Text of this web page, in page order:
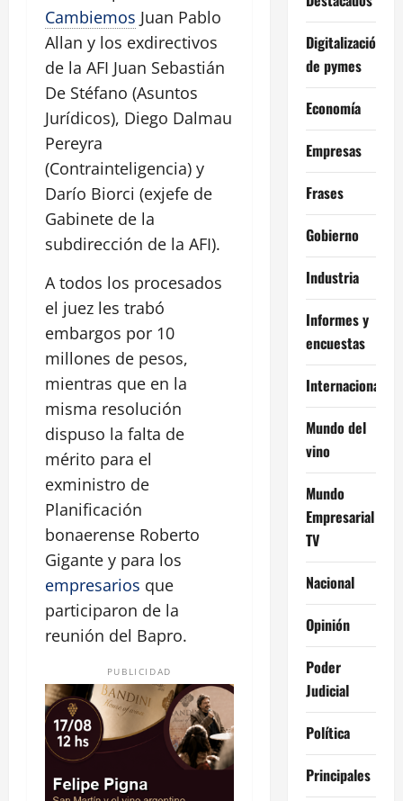
Cambiemos Juan Pablo
Allan y los exdirectivos
de la AFI Juan Sebastián
De Stéfano (Asuntos
Jurídicos), Diego Dalmau
Pereyra
(Contrainteligencia) y
Darío Biorci (exjefe de
Gabinete de la
subdirección de la AFI).
A todos los procesados
el juez les trabó
embargos por 10
millones de pesos,
mientras que en la
misma resolución
dispuso la falta de
mérito para el
exministro de
Planificación
bonaerense Roberto
Gigante y para los
empresarios que
participaron de la
reunión del Bapro.
PUBLICIDAD
Digitalización
de pymes
Economía
Empresas
Frases
Gobierno
Industria
Informes y
encuestas
Internacional
Mundo del
vino
Mundo
Empresarial
TV
Nacional
Opinión
Poder
Judicial
Política
Principales